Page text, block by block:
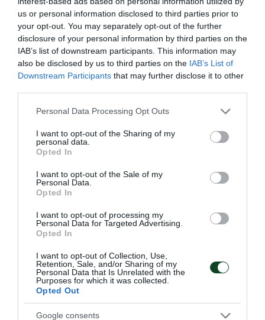
us or personal information disclosed to third parties prior to
your opt-out. You may separately opt-out of the further
disclosure of your personal information by third parties on the
IAB’s list of downstream participants. This information may
also be disclosed by us to third parties on the IAB’s List of
Downstream Participants that may further disclose it to other
Please note that this website/app uses one or more Google
not limited to your visit or usage behaviour. You may click to
grant or deny consent to Google and its third-party tags to
use your data for below specified purposes in below Google
consent section.
Personal Data Processing Opt Outs
I want to opt-out of the Sharing of my
personal data.
Opted In
I want to opt-out of the Sale of my
Personal Data.
Opted In
I want to opt-out of processing my
Personal Data for Targeted Advertising.
Opted In
I want to opt-out of Collection, Use,
Retention, Sale, and/or Sharing of my
Personal Data that Is Unrelated with the
Purposes for which it was collected.
Opted Out
Google consents
Θετικό ξεκίνημα για τον Γκιώνη
στην Κροατία
Ο Παναγιώτης Γκιώνης προκρίθηκε στον δεύτερο
προκριματικό γύρο του World Table Tennis Contender του
Ζάγκρεμπ.
09.06.2026 ΠΙΝΓΚ ΠΟΝΓΚ ΑΝΔΡΩΝ
Με Μάκρα και τη νέα χρονιά!
Ο Παναθηναϊκός Αθλητικός Όμιλος ανακοινώνει την